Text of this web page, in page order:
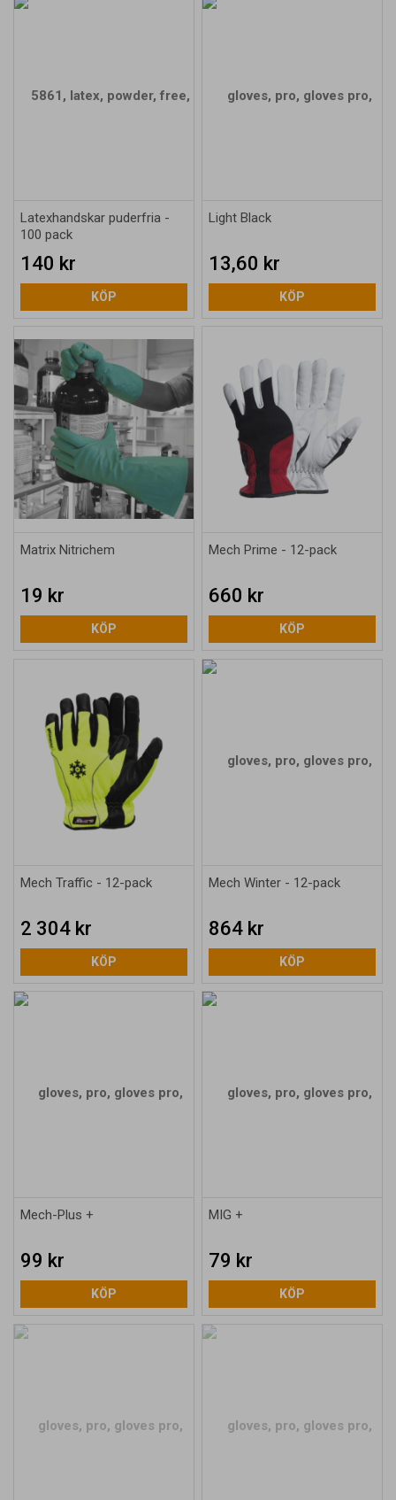
Latexhandskar puderfria -
100 pack
140 kr
KÖP
Light Black
13,60 kr
KÖP
Matrix Nitrichem
19 kr
KÖP
Mech Prime - 12-pack
660 kr
KÖP
Mech Traffic - 12-pack
2 304 kr
KÖP
Mech Winter - 12-pack
864 kr
KÖP
Mech-Plus +
99 kr
KÖP
MIG +
79 kr
KÖP